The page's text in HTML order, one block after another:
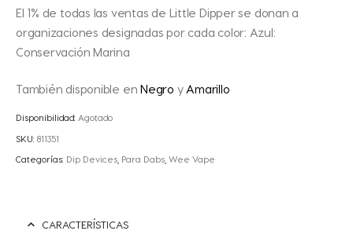
El 1% de todas las ventas de Little Dipper se donan a
organizaciones designadas por cada color: Azul:
Conservación Marina
También disponible enNegro y Amarillo
Disponibilidad: Agotado
SKU: 811351
Categorías: Dip Devices Para Dabs Wee Vape
CARACTERÍSTICAS